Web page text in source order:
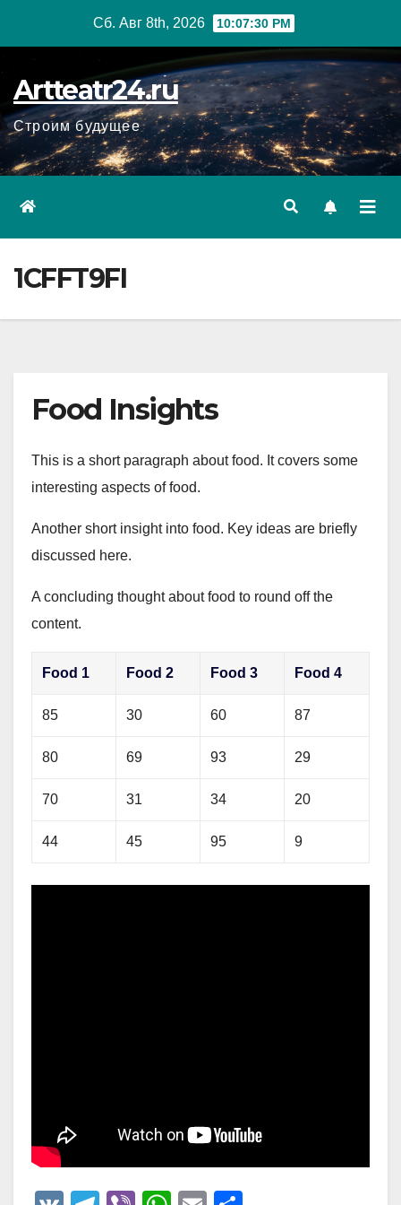
Сб. Авг 8th, 2026 10:07:31 PM
Artteatr24.ru
Строим будущее
1CFFT9FI
Food Insights
This is a short paragraph about food. It covers some
interesting aspects of food.
Another short insight into food. Key ideas are briefly
discussed here.
A concluding thought about food to round off the
content.
Food 1 Food 2 Food 3 Food 4
85 30 60 87
80 69 93 29
70 31 34 20
44 45 95 9